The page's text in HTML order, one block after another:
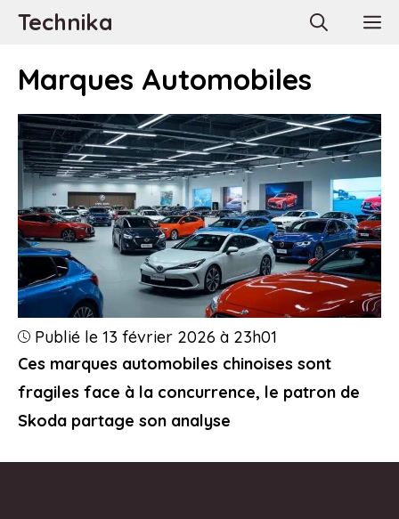
AllerTechnika
Marques Automobiles
Ces marques automobiles chinoises sont
fragiles face à la concurrence, le patron de
Skoda partage son analyse
Publié le 13 février 2026 à 23h01